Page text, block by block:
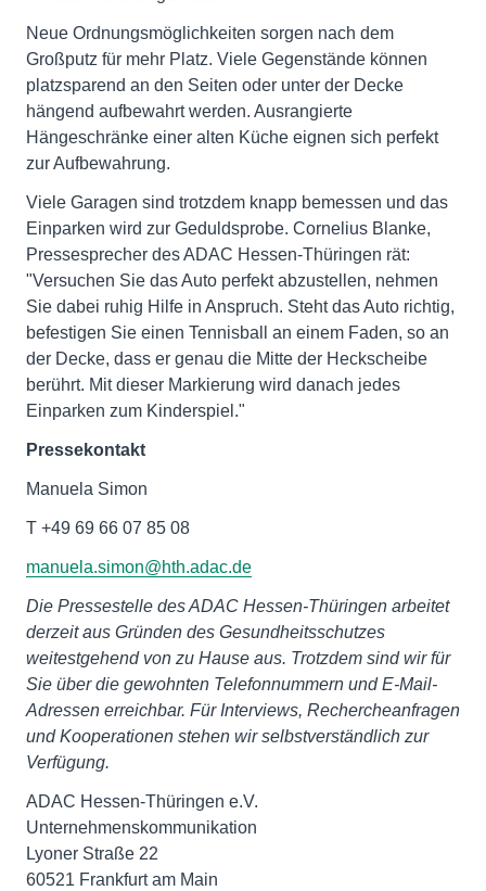
Neue Ordnungsmöglichkeiten sorgen nach dem
Großputz für mehr Platz. Viele Gegenstände können
platzsparend an den Seiten oder unter der Decke
hängend aufbewahrt werden. Ausrangierte
Hängeschränke einer alten Küche eignen sich perfekt
zur Aufbewahrung.
Viele Garagen sind trotzdem knapp bemessen und das
Einparken wird zur Geduldsprobe. Cornelius Blanke,
Pressesprecher des ADAC Hessen-Thüringen rät:
"Versuchen Sie das Auto perfekt abzustellen, nehmen
Sie dabei ruhig Hilfe in Anspruch. Steht das Auto richtig,
befestigen Sie einen Tennisball an einem Faden, so an
der Decke, dass er genau die Mitte der Heckscheibe
berührt. Mit dieser Markierung wird danach jedes
Einparken zum Kinderspiel."
Pressekontakt
Manuela Simon
T +49 69 66 07 85 08
manuela.simon@hth.adac.de
Die Pressestelle des ADAC Hessen-Thüringen arbeitet
derzeit aus Gründen des Gesundheitsschutzes
weitestgehend von zu Hause aus. Trotzdem sind wir für
Sie über die gewohnten Telefonnummern und E-Mail-
Adressen erreichbar. Für Interviews, Rechercheanfragen
und Kooperationen stehen wir selbstverständlich zur
Verfügung.
ADAC Hessen-Thüringen e.V.
Unternehmenskommunikation
Lyoner Straße 22
60521 Frankfurt am Main